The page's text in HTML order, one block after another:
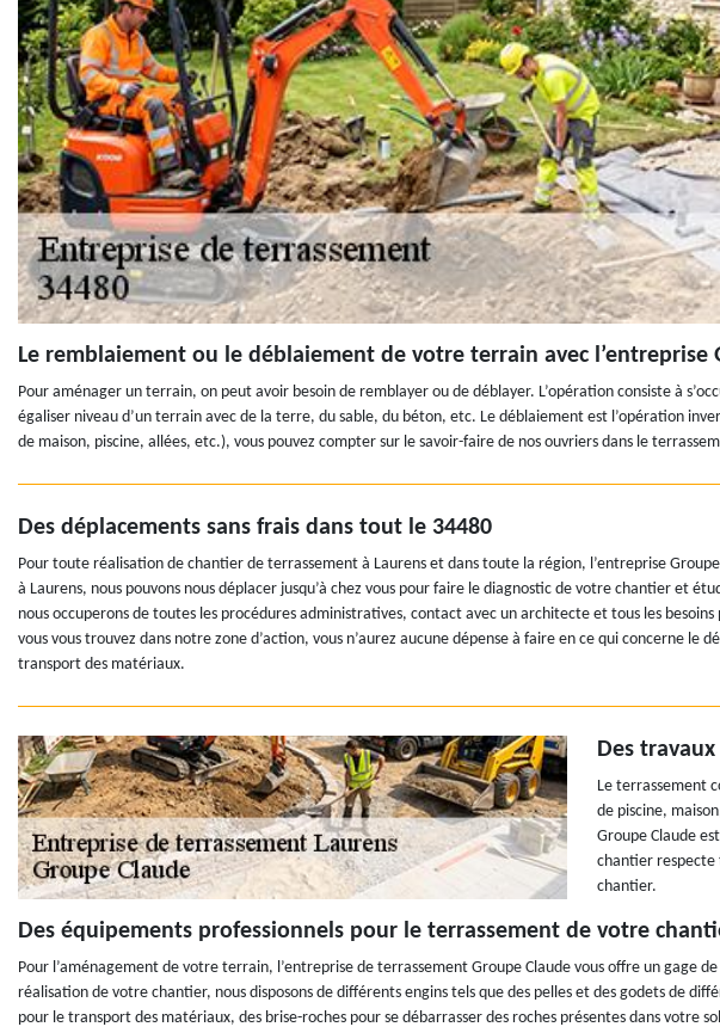
Le remblaiement ou le déblaiement de votre terrain avec l’entreprise
Pour aménager un terrain, on peut avoir besoin de remblayer ou de déblayer. L’opération consiste à
égaliser niveau d’un terrain avec de la terre, du sable, du béton, etc. Le déblaiement est l’opération
de maison, piscine, allées, etc.), vous pouvez compter sur le savoir-faire de nos ouvriers dans le
Des déplacements sans frais dans tout le 34480
Pour toute réalisation de chantier de terrassement à Laurens et dans toute la région, l’entreprise
à Laurens, nous pouvons nous déplacer jusqu’à chez vous pour faire le diagnostic de votre chantier et
nous occuperons de toutes les procédures administratives, contact avec un architecte et tous les
vous vous trouvez dans notre zone d’action, vous n’aurez aucune dépense à faire en ce qui concerne le
transport des matériaux.
Des
Le terrassement
de piscine,
Groupe Claude
chantier respecte
chantier.
Des équipements professionnels pour le terrassement de votre
Pour l’aménagement de votre terrain, l’entreprise de terrassement Groupe Claude vous offre un gage
réalisation de votre chantier, nous disposons de différents engins tels que des pelles et des godets de
pour le transport des matériaux, des brise-roches pour se débarrasser des roches présentes dans votre